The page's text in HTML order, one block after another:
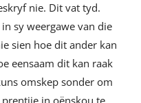
nie. Dit vat tyd.
sy weergawe van die
sien hoe dit ander kan
eensaam dit kan raak
omskep sonder om